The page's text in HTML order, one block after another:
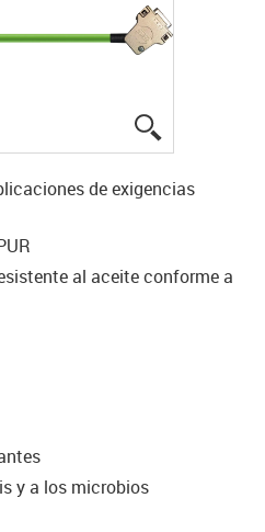
de exigencias
al aceite conforme a
y a los microbios